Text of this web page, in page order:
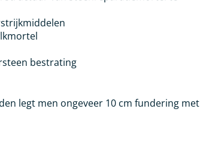
bestrating
legt men ongeveer 10 cm fundering met